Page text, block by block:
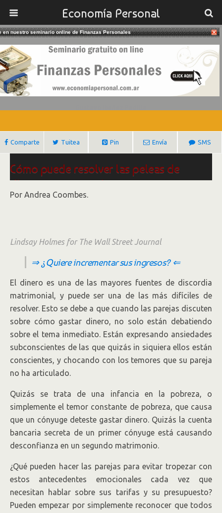
Economía Personal
07/05/2015
Cómo Resolver Las Peleas De Dinero
Con Su Pareja
Comparte Tuitea Pin Envía SMS
Cómo puede resolver las peleas de
dinero con su pareja
Por Andrea Coombes.
Lindsay Holmes for The Wall Street Journal
⇒ ¿Quiere incrementar sus ingresos? ⇐
El dinero es una de las mayores fuentes de discordia
matrimonial, y puede ser una de las más difíciles de
resolver. Esto se debe a que cuando las parejas discuten
sobre cómo gastar dinero, no solo están debatiendo
sobre el tema inmediato. Están expresando ansiedades
subconscientes de las que quizás in siquiera ellos están
conscientes, y chocando con los temores que su pareja
no ha articulado.
Quizás se trata de una infancia en la pobreza, o
simplemente el temor constante de pobreza, que causa
que un cónyuge deteste gastar dinero. Quizás la cuenta
bancaria secreta de un primer cónyuge está causando
desconfianza en un segundo matrimonio.
¿Qué pueden hacer las parejas para evitar tropezar con
estos antecedentes emocionales cada vez que
necesitan hablar sobre sus tarifas y su presupuesto?
Pueden empezar por simplemente reconocer que todos
en nuestro seminario online de Finanzas Personales